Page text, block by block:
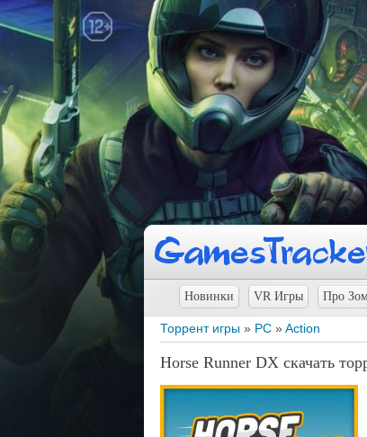
Новинки VR Игры Про
Торрент игры » PC »Action
Horse Runner DX скачать